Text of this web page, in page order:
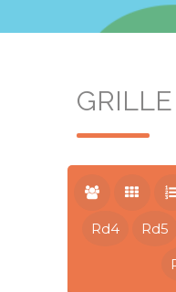
GRILLE
Rd4 Rd5